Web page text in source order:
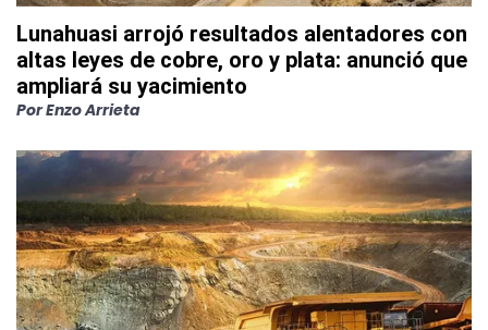
Lunahuasi arrojó resultados alentadores con
altas leyes de cobre, oro y plata: anunció que
ampliará su yacimiento
PorEnzo Arrieta